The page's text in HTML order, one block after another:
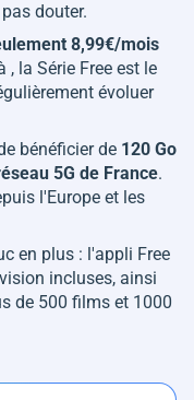
douter.
8,99€/mois
la Série Free est le
évoluer
bénéficier de 120 Go
5G de France.
l'Europe et les
en plus : l'appli Free
incluses, ainsi
de 500 films et 1000